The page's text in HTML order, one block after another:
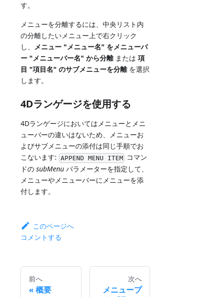
す。
メニューを分離するには、中央リスト内
の分離したいメニュー上で右クリック
し、 メニュー "メニュー名" をメニューバ
ー "メニューバー名" から分離または項
目 "項目名" のサブメニューを分離を選択
します。
4Dランゲージを使用する
4Dランゲージにおいてはメニューとメニ
ューバーの違いはないため、メニューお
よびサブメニューの添付は同じ手順でお
こないます: APPEND MENU ITEM コマン
ドのsubMenu パラメーターを指定して、
メニューやメニューバーにメニューを添
付します。
このページへ
コメントする
前へ
概要
次へ
メニュープ